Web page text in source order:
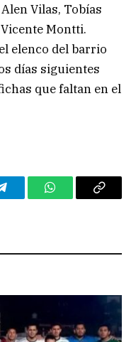
Vilas, Tobías
Montti.
elenco del barrio
días siguientes
que faltan en el
TelegramWhatsAppCopy